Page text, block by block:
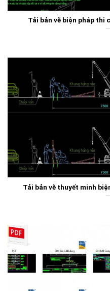
Tải bản vẽ biện pháp thi
Tải bản vẽ thuyết minh